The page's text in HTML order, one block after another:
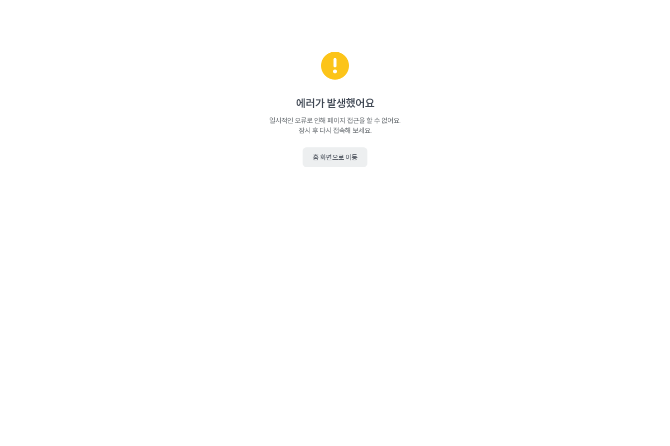
에러가 발생했어요
일시적인 오류로 인해 페이지 접근을 할 수 없어요.
잠시 후 다시 접속해 보세요.
홈 화면으로 이동